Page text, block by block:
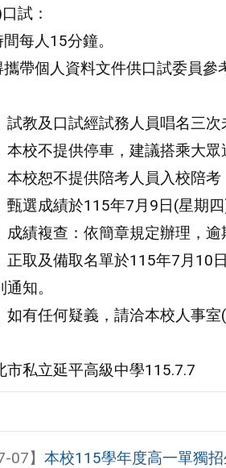
試：
每人15分鐘。
攜帶個人資料文件供口試委員參
試教及口試經試務人員唱名三次
本校不提供停車，建議搭乘大眾
本校恕不提供陪考人員入校陪考
甄選成績於115年7月9日(星期
成績複查：依簡章規定辦理，逾
正取及備取名單於115年7月10
知。
如有任何疑義，請洽本校人事
市私立延平高級中學115.7.7
07】本校115學年度高一單獨